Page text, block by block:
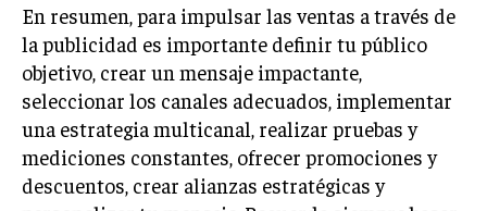
En resumen, para impulsar las ventas a través de
la publicidad es importante definir tu público
objetivo, crear un mensaje impactante,
seleccionar los canales adecuados, implementar
una estrategia multicanal, realizar pruebas y
mediciones constantes, ofrecer promociones y
descuentos, crear alianzas estratégicas y